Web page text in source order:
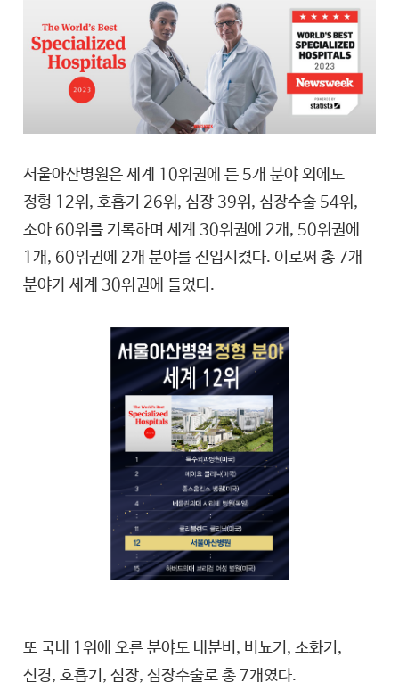
서울아산병원은 세계 10위권에 든 5개 분야 외에도
정형 12위, 호흡기 26위, 심장 39위, 심장수술 54위,
소아 60위를 기록하며 세계 30위권에 2개, 50위권에
1개, 60위권에 2개 분야를 진입시켰다. 이로써 총 7개
분야가 세계 30위권에 들었다.
또 국내 1위에 오른 분야도 내분비, 비뇨기, 소화기,
신경, 호흡기, 심장, 심장수술로 총 7개였다.